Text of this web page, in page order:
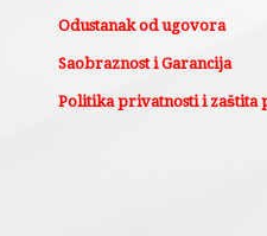
Odustanak od ugovora
Saobraznost i Garancija
Politika privatnosti i zaštita